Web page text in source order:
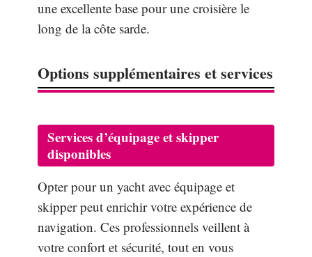
une excellente base pour une croisière le
long de la côte sarde.
Options supplémentaires et services
Services d’équipage et skipper
disponibles
Opter pour un yacht avec équipage et
skipper peut enrichir votre expérience de
navigation. Ces professionnels veillent à
votre confort et sécurité, tout en vous